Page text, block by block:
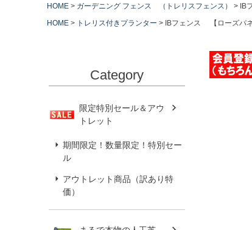
HOME
ガーデニング フェンス （トレリスフェンス）
IB
HOME
トレリス付きプランター IBフェンス 【ローズパ
Category
限定特別セール＆アウ
トレット
期間限定！数量限定！特別セー
ル
アウトレット商品（訳あり特
価）